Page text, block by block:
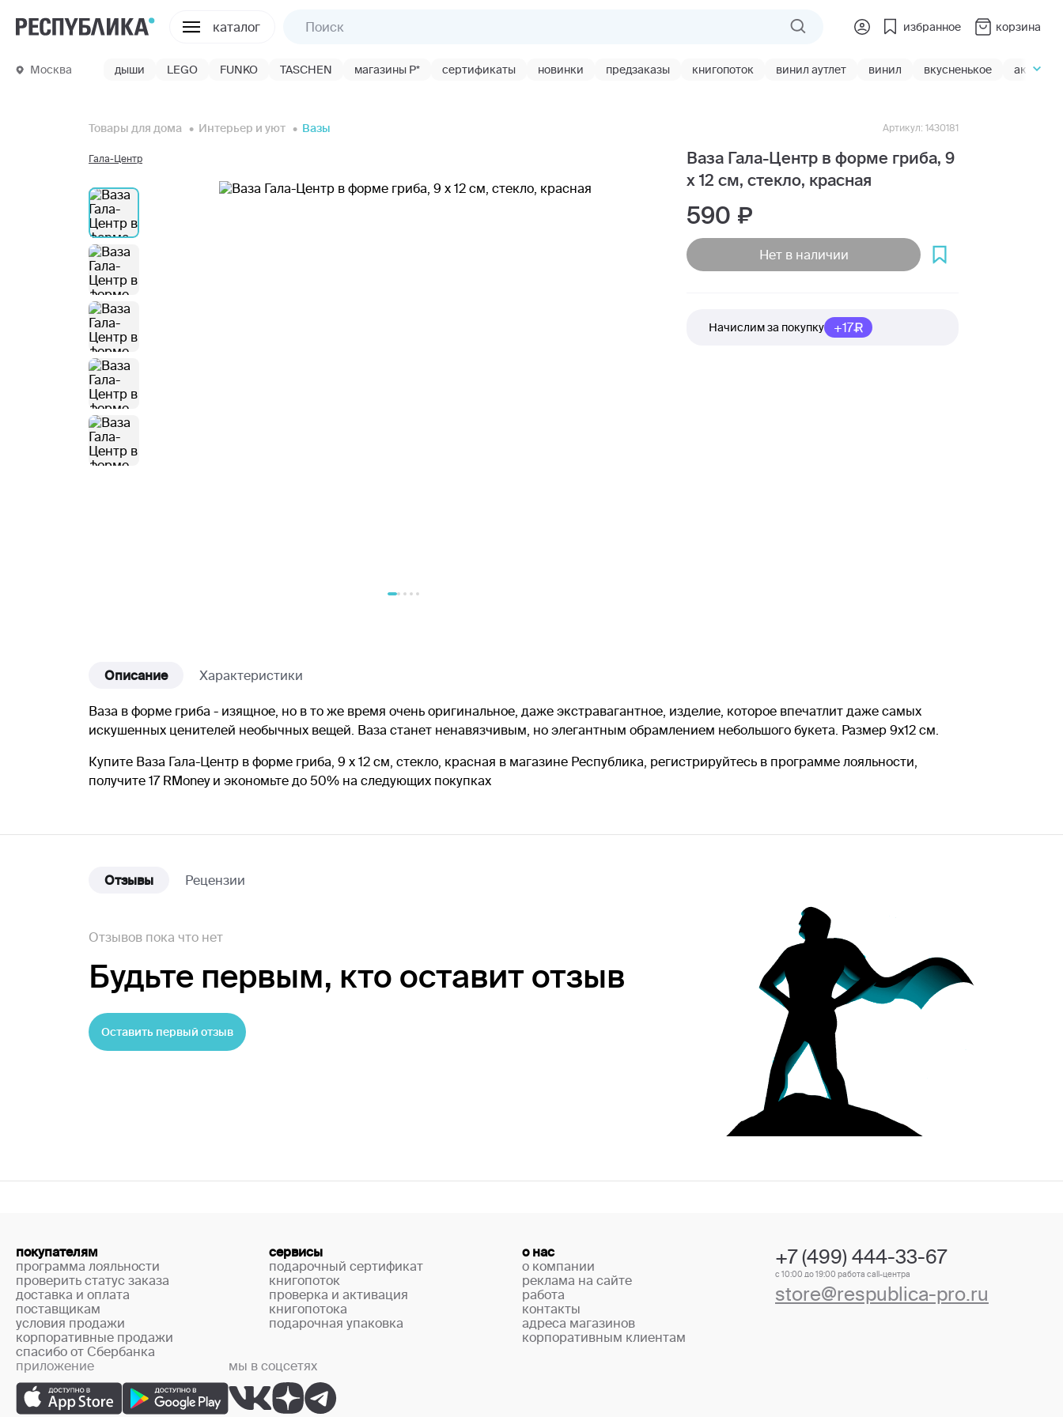
каталог избранное корзина
Москва дыши LEGO FUNKO TASCHEN магазины Р* сертификаты новинки предзаказы книгопоток винил аутлет винил вкусненькое акции
Товары для дома Интерьер и уют Вазы
Гала-Центр
Ваза Гала-Центр в форме гриба, 9
x 12 см, стекло, красная
Артикул: 1430181
590
Нет в наличии
Начислим за покупку +17
Описание Характеристики
Ваза в форме гриба - изящное, но в то же время очень оригинальное, даже экстравагантное, изделие, которое впечатлит даже самых
искушенных ценителей необычных вещей. Ваза станет ненавязчивым, но элегантным обрамлением небольшого букета. Размер 9x12 см.
Купите Ваза Гала-Центр в форме гриба, 9 x 12 см, стекло, красная в магазине Республика, регистрируйтесь в программе лояльности,
получите 17 RMoney и экономьте до 50% на следующих покупках
Отзывы Рецензии
Отзывов пока что нет
Будьте первым, кто оставит отзыв
Оставить первый отзыв
покупателям
программа лояльности
проверить статус заказа
доставка и оплата
поставщикам
условия продажи
корпоративные продажи
спасибо от Сбербанка
сервисы
подарочный сертификат
книгопоток
проверка и активация
книгопотока
подарочная упаковка
о нас
о компании
реклама на сайте
работа
контакты
адреса магазинов
корпоративным клиентам
+7 (499) 444-33-67
с 10:00 до 19:00 работа call-центра
store@respublica-pro.ru
приложение мы в соцсетях